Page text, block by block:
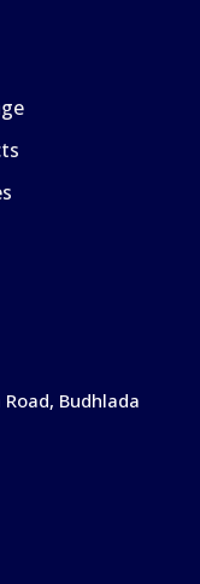
Road, Budhlada